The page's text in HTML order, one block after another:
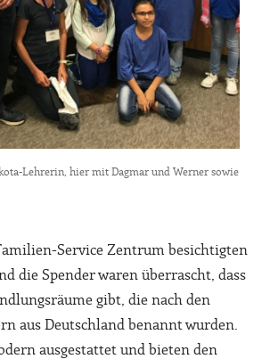
Lehrerin, hier mit Dagmar und Werner sowie
Service Zentrum besichtigten
die Spender waren überrascht, dass
gibt, die nach den
aus Deutschland benannt wurden.
ausgestattet und bieten den